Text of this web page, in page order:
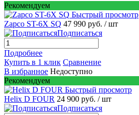
Рекомендуем
Быстрый просмотр
Zapco ST-6X SQ 47 990 руб. / шт
Подписаться
Подробнее
Купить в 1 клик Сравнение
В избранное Недоступно
Рекомендуем
Быстрый просмотр
Helix D FOUR 24 900 руб. / шт
Подписаться